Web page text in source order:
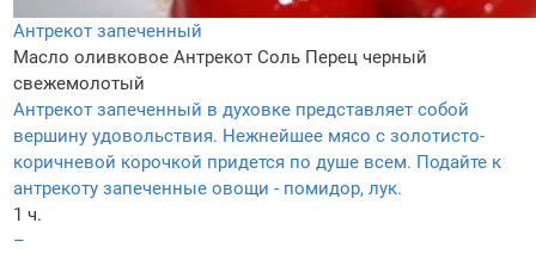
Антрекот запеченный
Масло оливковое Антрекот Соль Перец черный
свежемолотый
Антрекот запеченный в духовке представляет собой
вершину удовольствия. Нежнейшее мясо с золотисто-
коричневой корочкой придется по душе всем. Подайте к
антрекоту запеченные овощи - помидор, лук.
1 ч.
–